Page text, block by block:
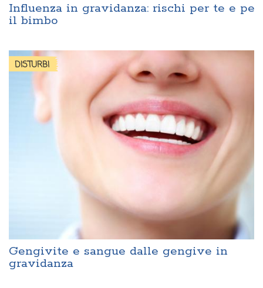
Influenza in gravidanza: rischi per te e per
il bimbo
DISTURBI
Gengivite e sangue dalle gengive in
gravidanza